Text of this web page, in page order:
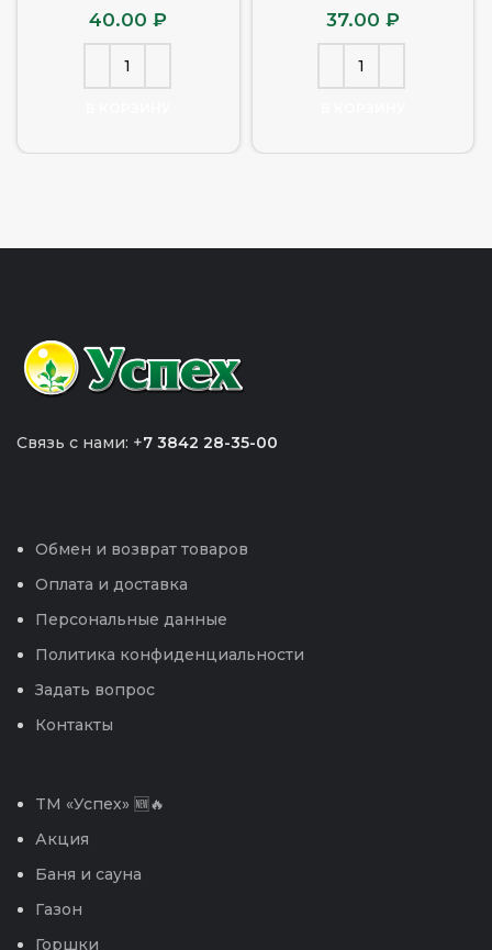
40.00₽ 37.00 ₽
Связь с нами: +7 3842 28-35-00
Обмен и возврат товаров
Оплата и доставка
Персональные данные
Политика конфиденциальности
Задать вопрос
Контакты
TM «Успех» 🆕🔥
Акция
Баня и сауна
Газон
Горшки